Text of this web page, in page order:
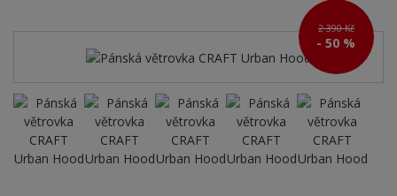
2 390 Kč
- 50 %